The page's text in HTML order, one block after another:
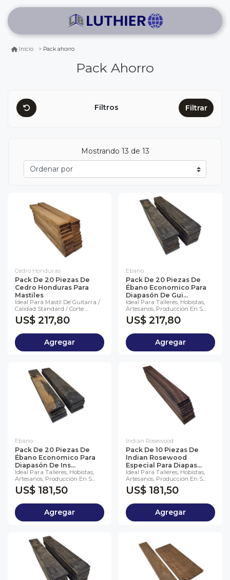
Inicio Pack ahorro
Pack Ahorro
Filtros Filtrar
Mostrando 13 de 13
Cedro Honduras
Pack De 20 Piezas De
Cedro Honduras Para
Mastiles
Ideal Para Mastil De Guitarra /
Calidad Standard / Corte ...
US$ 217,80
Agregar
Ebano
Pack De 20 Piezas De
Ébano Economico Para
Diapasón De Gui...
Ideal Para Talleres, Hobistas,
Artesanos, Producción En S...
US$ 217,80
Agregar
Ebano
Pack De 20 Piezas De
Ébano Economico Para
Diapasón De Ins...
Ideal Para Talleres, Hobistas,
Artesanos, Producción En S...
US$ 181,50
Agregar
Indian Rosewood
Pack De 10 Piezas De
Indian Rosewood
Especial Para Diapas...
Ideal Para Talleres, Hobistas,
Artesanos, Producción En S...
US$ 181,50
Agregar